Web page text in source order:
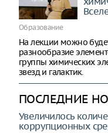
Образование
На лекции можно
разнообразие
группы химических
звезд и галактик.
ПОСЛЕДНИЕ
Увеличилось
коррупционных